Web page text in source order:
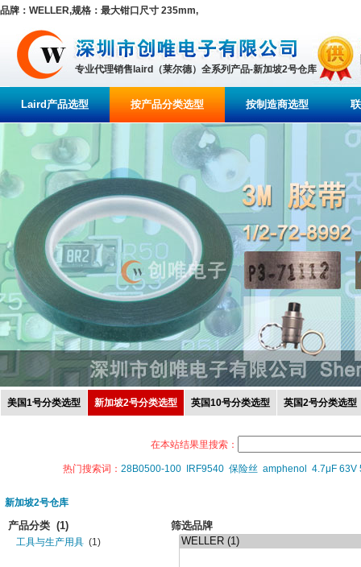
品牌：WELLER,规格：最大钳口尺寸 235mm,
专业代理销售laird（莱尔德）全系列产品-新加坡2号仓库
Laird产品选型 按产品分类选型 按制造商选型
美国1号分类选型 新加坡2号分类选型 英国10号分类选型 英国2号分类选型
在本站结果里搜索：
热门搜索词： 28B0500-100 IRF9540 保险丝 amphenol 4.7μF 63V
新加坡2号仓库
产品分类 (1)
工具与生产用具 (1)
筛选品牌